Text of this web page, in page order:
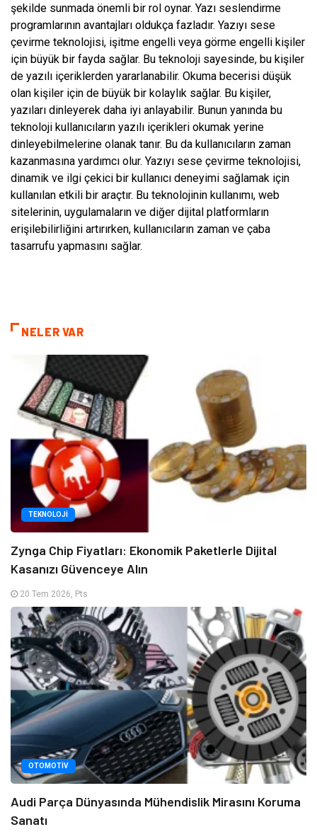
şekilde sunmada önemli bir rol oynar. Yazı seslendirme
programlarının avantajları oldukça fazladır. Yazıyı sese
çevirme teknolojisi, işitme engelli veya görme engelli kişiler
için büyük bir fayda sağlar. Bu teknoloji sayesinde, bu kişiler
de yazılı içeriklerden yararlanabilir. Okuma becerisi düşük
olan kişiler için de büyük bir kolaylık sağlar. Bu kişiler,
yazıları dinleyerek daha iyi anlayabilir. Bunun yanında bu
teknoloji kullanıcıların yazılı içerikleri okumak yerine
dinleyebilmelerine olanak tanır. Bu da kullanıcıların zaman
kazanmasına yardımcı olur. Yazıyı sese çevirme teknolojisi,
dinamik ve ilgi çekici bir kullanıcı deneyimi sağlamak için
kullanılan etkili bir araçtır. Bu teknolojinin kullanımı, web
sitelerinin, uygulamaların ve diğer dijital platformların
erişilebilirliğini artırırken, kullanıcıların zaman ve çaba
tasarrufu yapmasını sağlar.
NELER VAR
TEKNOLOJI
Zynga Chip Fiyatları: Ekonomik Paketlerle Dijital
Kasanızı Güvenceye Alın
20 Tem 2026, Pts
OTOMOTIV
Audi Parça Dünyasında Mühendislik Mirasını Koruma
Sanatı